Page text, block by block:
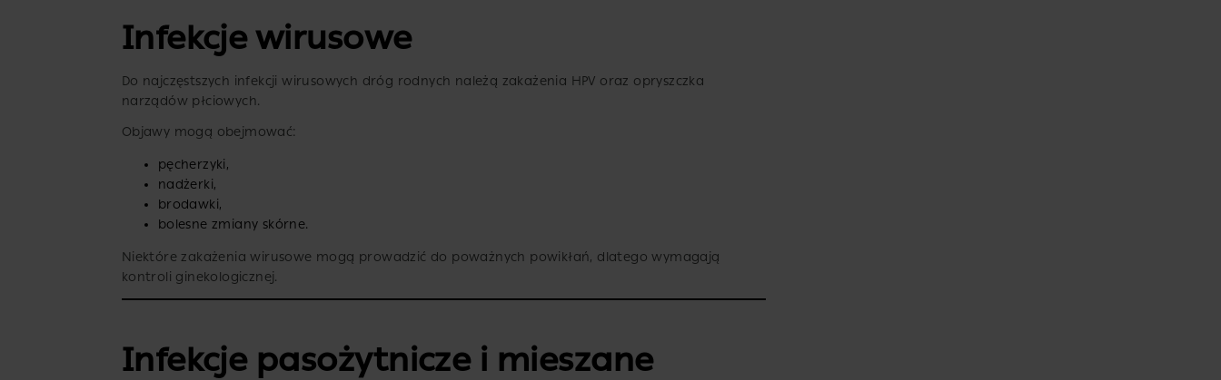
Infekcje wirusowe
Do najczęstszych infekcji wirusowych dróg rodnych należą zakażenia HPV oraz opryszczka
narządów płciowych.
Objawy mogą obejmować:
pęcherzyki,
nadżerki,
brodawki,
bolesne zmiany skórne.
Niektóre zakażenia wirusowe mogą prowadzić do poważnych powikłań, dlatego wymagają
kontroli ginekologicznej.
Infekcje pasożytnicze i mieszane